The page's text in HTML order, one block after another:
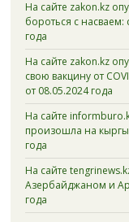
На сайте zakon.kz
бороться с насваем:
года
На сайте zakon.kz
свою вакцину от
от 08.05.2024 года
На сайте
произошла на
года
На сайте
Азербайджаном и
года